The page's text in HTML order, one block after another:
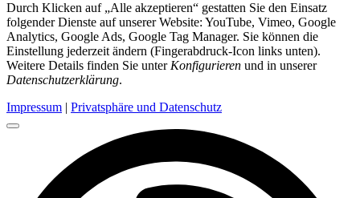
Durch Klicken auf „Alle akzeptieren“ gestatten Sie den Einsatz
folgender Dienste auf unserer Website: YouTube, Vimeo, Google
Analytics, Google Ads, Google Tag Manager. Sie können die
Einstellung jederzeit ändern (Fingerabdruck-Icon links unten).
Weitere Details finden Sie unter Konfigurieren und in unserer
Datenschutzerklärung.
Impressum | Privatsphäre und Datenschutz